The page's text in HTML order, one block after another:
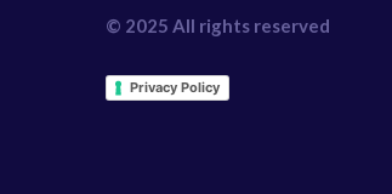
© 2025 All rights reserved
Privacy Policy